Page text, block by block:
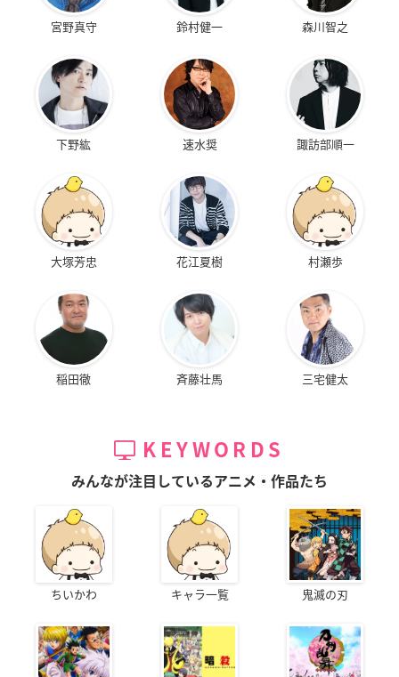
宮野真守 鈴村健一 森川智之
下野紘 速水奨 諏訪部順一
大塚芳忠 花江夏樹 村瀬歩
稲田徹 斉藤壮馬 三宅健太
KEYWORDS
みんなが注目しているアニメ・作品たち
ちいかわ キャラ一覧 鬼滅の刃